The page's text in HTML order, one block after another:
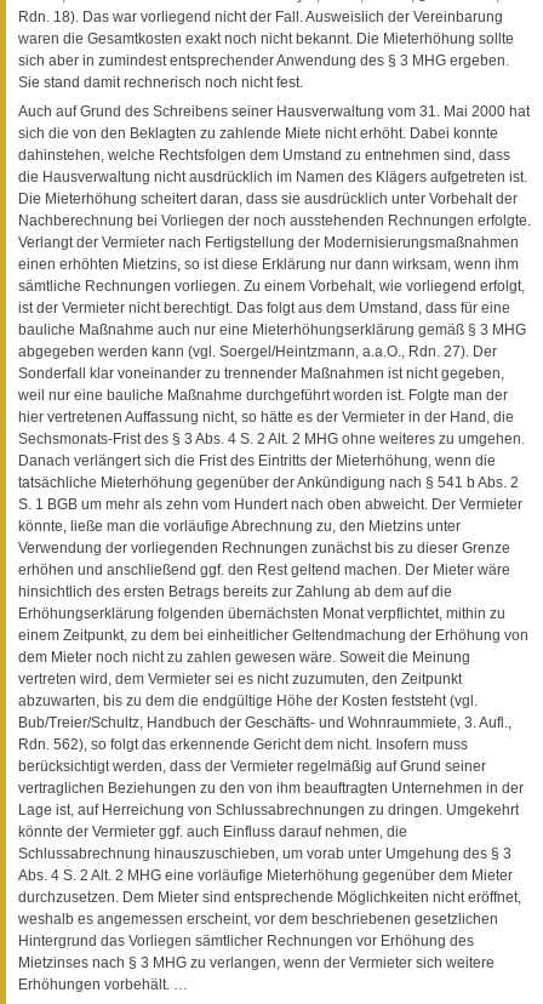
Rdn. 18). Das war vorliegend nicht der Fall. Ausweislich der Vereinbarung
waren die Gesamtkosten exakt noch nicht bekannt. Die Mieterhöhung sollte
sich aber in zumindest entsprechender Anwendung des § 3 MHG ergeben.
Sie stand damit rechnerisch noch nicht fest.
Auch auf Grund des Schreibens seiner Hausverwaltung vom 31. Mai 2000 hat
sich die von den Beklagten zu zahlende Miete nicht erhöht. Dabei konnte
dahinstehen, welche Rechtsfolgen dem Umstand zu entnehmen sind, dass
die Hausverwaltung nicht ausdrücklich im Namen des Klägers aufgetreten ist.
Die Mieterhöhung scheitert daran, dass sie ausdrücklich unter Vorbehalt der
Nachberechnung bei Vorliegen der noch ausstehenden Rechnungen erfolgte.
Verlangt der Vermieter nach Fertigstellung der Modernisierungsmaßnahmen
einen erhöhten Mietzins, so ist diese Erklärung nur dann wirksam, wenn ihm
sämtliche Rechnungen vorliegen. Zu einem Vorbehalt, wie vorliegend erfolgt,
ist der Vermieter nicht berechtigt. Das folgt aus dem Umstand, dass für eine
bauliche Maßnahme auch nur eine Mieterhöhungserklärung gemäß § 3 MHG
abgegeben werden kann (vgl. Soergel/Heintzmann, a.a.O., Rdn. 27). Der
Sonderfall klar voneinander zu trennender Maßnahmen ist nicht gegeben,
weil nur eine bauliche Maßnahme durchgeführt worden ist. Folgte man der
hier vertretenen Auffassung nicht, so hätte es der Vermieter in der Hand, die
Sechsmonats-Frist des § 3 Abs. 4 S. 2 Alt. 2 MHG ohne weiteres zu umgehen.
Danach verlängert sich die Frist des Eintritts der Mieterhöhung, wenn die
tatsächliche Mieterhöhung gegenüber der Ankündigung nach § 541 b Abs. 2
S. 1 BGB um mehr als zehn vom Hundert nach oben abweicht. Der Vermieter
könnte, ließe man die vorläufige Abrechnung zu, den Mietzins unter
Verwendung der vorliegenden Rechnungen zunächst bis zu dieser Grenze
erhöhen und anschließend ggf. den Rest geltend machen. Der Mieter wäre
hinsichtlich des ersten Betrags bereits zur Zahlung ab dem auf die
Erhöhungserklärung folgenden übernächsten Monat verpflichtet, mithin zu
einem Zeitpunkt, zu dem bei einheitlicher Geltendmachung der Erhöhung von
dem Mieter noch nicht zu zahlen gewesen wäre. Soweit die Meinung
vertreten wird, dem Vermieter sei es nicht zuzumuten, den Zeitpunkt
abzuwarten, bis zu dem die endgültige Höhe der Kosten feststeht (vgl.
Bub/Treier/Schultz, Handbuch der Geschäfts- und Wohnraummiete, 3. Aufl.,
Rdn. 562), so folgt das erkennende Gericht dem nicht. Insofern muss
berücksichtigt werden, dass der Vermieter regelmäßig auf Grund seiner
vertraglichen Beziehungen zu den von ihm beauftragten Unternehmen in der
Lage ist, auf Herreichung von Schlussabrechnungen zu dringen. Umgekehrt
könnte der Vermieter ggf. auch Einfluss darauf nehmen, die
Schlussabrechnung hinauszuschieben, um vorab unter Umgehung des § 3
Abs. 4 S. 2 Alt. 2 MHG eine vorläufige Mieterhöhung gegenüber dem Mieter
durchzusetzen. Dem Mieter sind entsprechende Möglichkeiten nicht eröffnet,
weshalb es angemessen erscheint, vor dem beschriebenen gesetzlichen
Hintergrund das Vorliegen sämtlicher Rechnungen vor Erhöhung des
Mietzinses nach § 3 MHG zu verlangen, wenn der Vermieter sich weitere
Erhöhungen vorbehält. …